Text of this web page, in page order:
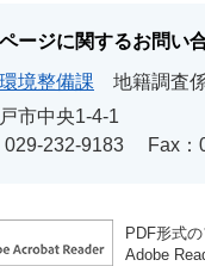
ージに関するお問い
境整備課
地籍調査
市中央1-4-1
029-232-9183
Fax：
PDF形式
Adobe